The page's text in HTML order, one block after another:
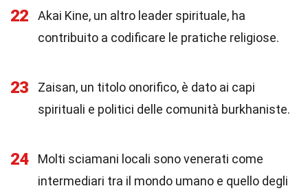
22
Akai Kine, un altro leader spirituale, ha
contribuito a codificare le pratiche religiose.
23
Zaisan, un titolo onorifico, è dato ai capi
spirituali e politici delle comunità burkhaniste.
24
Molti sciamani locali sono venerati come
intermediari tra il mondo umano e quello degli